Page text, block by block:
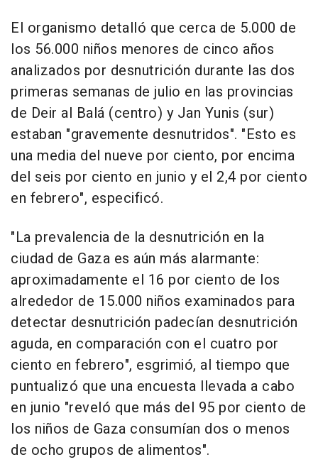
El organismo detalló que cerca de 5.000 de
los 56.000 niños menores de cinco años
analizados por desnutrición durante las dos
primeras semanas de julio en las provincias
de Deir al Balá (centro) y Jan Yunis (sur)
estaban "gravemente desnutridos". "Esto es
una media del nueve por ciento, por encima
del seis por ciento en junio y el 2,4 por ciento
en febrero", especificó.
"La prevalencia de la desnutrición en la
ciudad de Gaza es aún más alarmante:
aproximadamente el 16 por ciento de los
alrededor de 15.000 niños examinados para
detectar desnutrición padecían desnutrición
aguda, en comparación con el cuatro por
ciento en febrero", esgrimió, al tiempo que
puntualizó que una encuesta llevada a cabo
en junio "reveló que más del 95 por ciento de
los niños de Gaza consumían dos o menos
de ocho grupos de alimentos".